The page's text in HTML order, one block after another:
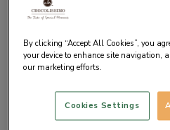
de paiement souhaité.
By clicking “Accept All Cookies”, you
your device to enhance site navigation,
our marketing efforts.
Cookies Settings